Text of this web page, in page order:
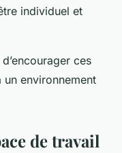
individuel et
ces
environnement
de travail